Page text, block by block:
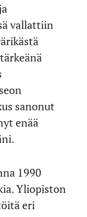
vallattiin
sanonut
enää
1990
Yliopiston
eri